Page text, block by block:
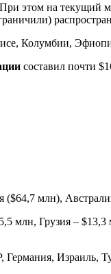
этом на текущий
Колумбии,
составил почти
($64,7 млн),
млн, Грузия –
Израиль,